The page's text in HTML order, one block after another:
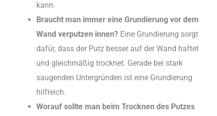
kann.
Braucht man immer eine Grundierung vor dem
Wand verputzen innen?Eine Grundierung sorgt
dafür, dass der Putz besser auf der Wand haftet
und gleichmäßig trocknet. Gerade bei stark
saugenden Untergründen ist eine Grundierung
hilfreich.
Worauf sollte man beim Trocknen des Putzes